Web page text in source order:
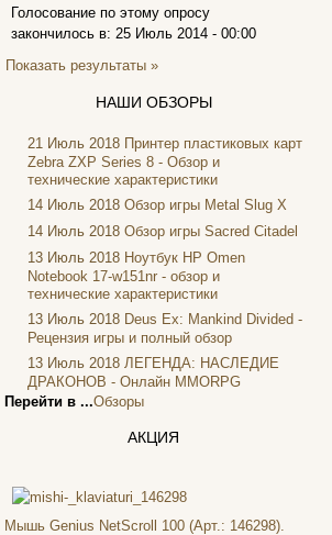
Defender
Dell
Everest
Foxconn(1)
Fujitsu
G-cube
Gemix
Genius
Gigabyte
Globex
Goclever
Golden field
Grand
Hq-tech
Htc
Голосование по этому опросу
закончилось в: 25 Июль 2014 - 00:00
Показать результаты »
НАШИ ОБЗОРЫ
21 Июль 2018 Принтер пластиковых карт
Zebra ZXP Series 8 - Обзор и
технические характеристики
14 Июль 2018 Обзор игры Metal Slug X
14 Июль 2018 Обзор игры Sacred Citadel
13 Июль 2018 Ноутбук HP Omen
Notebook 17-w151nr - обзор и
технические характеристики
13 Июль 2018 Deus Ex: Mankind Divided -
Рецензия игры и полный обзор
13 Июль 2018 ЛЕГЕНДА: НАСЛЕДИЕ
ДРАКОНОВ - Онлайн MMORPG
Перейти в ...Обзоры
АКЦИЯ
Мышь Genius NetScroll 100 (Арт.: 146298).